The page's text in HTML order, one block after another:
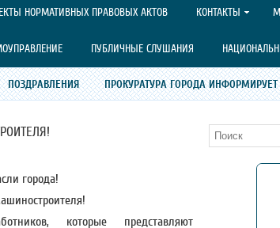
НОРМАТИВНЫХ ПРАВОВЫХ АКТОВ КОНТАКТЫ
ПУБЛИЧНЫЕ СЛУШАНИЯ
ПОЗДРАВЛЕНИЯ ПРОКУРАТУРА ГОРОДА ИНФОРМИРУЕТ
города!
которые представляют
Поиск